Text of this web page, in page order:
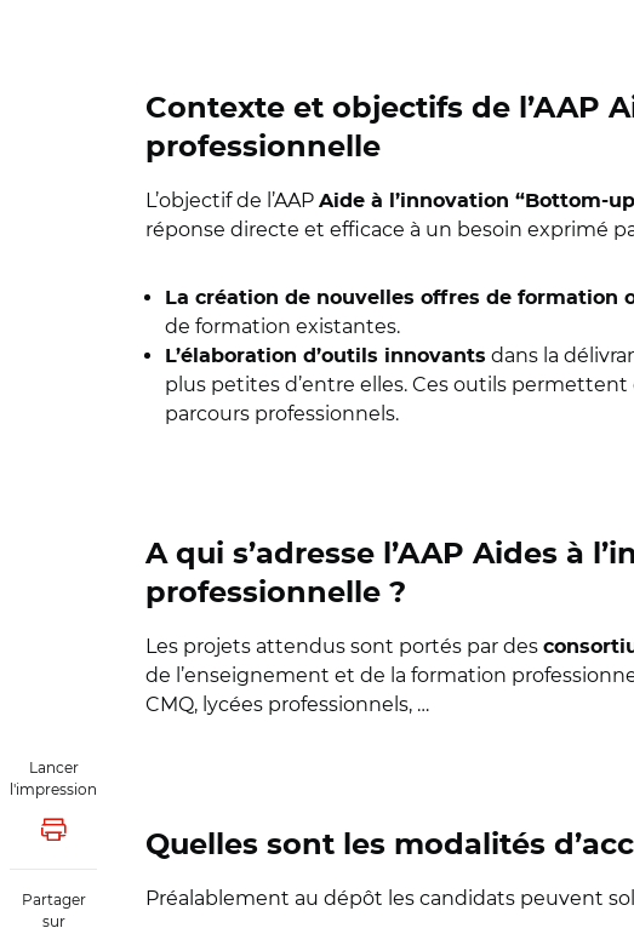
Lancer
l'impression
Lancer l'impression
Partager
sur
Contexte et objectifs de l’AAP
professionnelle
L’objectif de l’AAP Aide à l’innovation “Bottom-
réponse directe et efficace à un besoin exprimé
La création de nouvelles offres de formation
de formation existantes.
L’élaboration d’outils innovants dans la
plus petites d’entre elles. Ces outils
parcours professionnels.
A qui s’adresse l’AAP Aides à
professionnelle ?
Les projets attendus sont portés par des
de l’enseignement et de la formation
CMQ, lycées professionnels, …
Quelles sont les modalités
Préalablement au dépôt les candidats peuvent